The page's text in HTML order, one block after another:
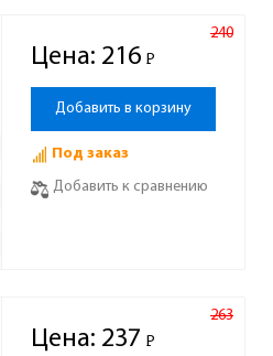
Цена:
240
216 Р
-
Добавить в корзину
Под заказ
Добавить к сравнению
Цена:
263
237 Р
-